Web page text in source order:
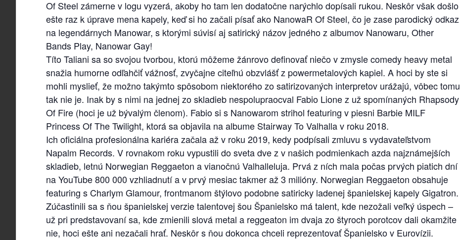
Of Steel zámerne v logu vyzerá, akoby ho tam len dodatočne narýchlo dopísali rukou. Neskôr však došlo
ešte raz k úprave mena kapely, keď si ho začali písať ako NanowaR Of Steel, čo je zase parodický odkaz
na legendárnych Manowar, s ktorými súvisí aj satirický názov jedného z albumov Nanowaru, Other
Bands Play, Nanowar Gay!
Títo Taliani sa so svojou tvorbou, ktorú môžeme žánrovo definovať niečo v zmysle comedy heavy metal
snažia humorne odľahčiť vážnosť, zvyčajne citeľnú obzvlášť z powermetalových kapiel. A hoci by ste si
mohli myslieť, že možno takýmto spôsobom niektorého zo satirizovaných interpretov urážajú, vôbec tomu
tak nie je. Inak by s nimi na jednej zo skladieb nespolupraocval Fabio Lione z už spomínaných Rhapsody
Of Fire (hoci je už bývalým členom). Fabio si s Nanowarom strihol featuring v piesni Barbie MILF
Princess Of The Twilight, ktorá sa objavila na albume Stairway To Valhalla v roku 2018.
Ich oficiálna profesionálna kariéra začala až v roku 2019, kedy podpísali zmluvu s vydavateľstvom
Napalm Records. V rovnakom roku vypustili do sveta dve z v našich podmienkach azda najznámejších
skladieb, letnú Norwegian Reggaeton a vianočnú Valhalleluja. Prvá z ních mala počas prvých piatich dní
na YouTube 800 000 vzhliadnutí a v prvý mesiac takmer až 3 milióny. Norwegian Reggaeton obsahuje
featuring s Charlym Glamour, frontmanom štýlovo podobne satiricky ladenej španielskej kapely Gigatron.
Zúčastinili sa s ňou španielskej verzie talentovej šou Španielsko má talent, kde nezožali veľký úspech –
už pri predstavovaní sa, kde zmienili slová metal a reggeaton im dvaja zo štyroch porotcov dali okamžite
nie, hoci ešte ani nezačali hrať. Neskôr s ňou dokonca chceli reprezentovať Španielsko v Eurovízii.